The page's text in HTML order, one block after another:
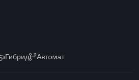
Гибрид Автомат